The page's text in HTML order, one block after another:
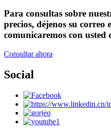
Para consultas sobre
precios, déjenos su correo
comunicaremos con usted
Consultar ahora
Social